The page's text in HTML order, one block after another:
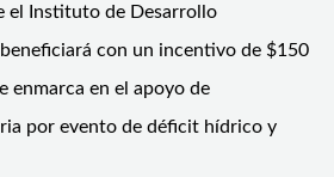
el Instituto de Desarrollo
con un incentivo de $150
enmarca en el apoyo de
por evento de déficit hídrico y